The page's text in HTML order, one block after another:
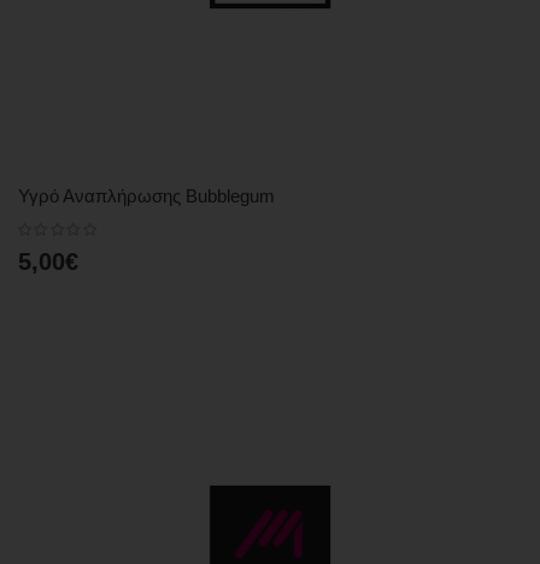
Υγρό Αναπλήρωσης Bubblegum
5,00€